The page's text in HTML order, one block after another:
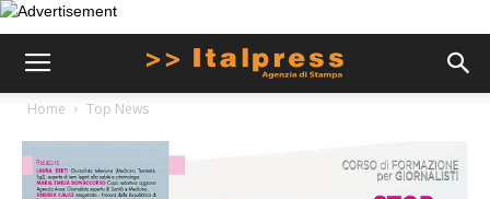
Home Top News